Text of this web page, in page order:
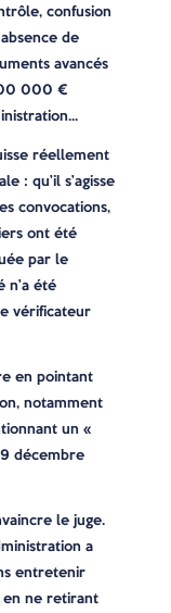
confusion
de
avancés
000 €
réellement
: qu’il s’agisse
convocations,
ont été
par le
n’a été
vérificateur
en pointant
notamment
un «
décembre
le juge.
a
entretenir
en ne retirant